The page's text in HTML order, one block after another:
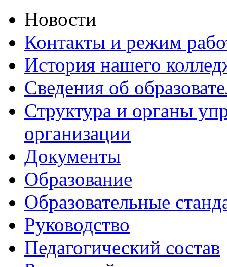
Новости
Контакты и режим
История нашего
Сведения об
Структура и органы
организации
Документы
Образование
Образовательные
Руководство
Педагогический состав